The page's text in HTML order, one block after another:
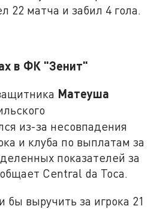
22 матча и забил 4 гола.
в ФК "Зенит"
Матеуша
из-за несовпадения
и клуба по выплатам за
показателей за
Central da Toca.
бы выручить за игрока 21